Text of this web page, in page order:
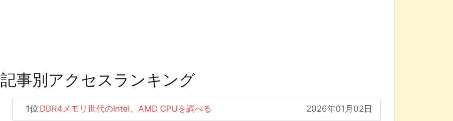
記事別アクセスランキング
DDR4メモリ世代のIntel、AMD CPUを調べる 2026年01月02日